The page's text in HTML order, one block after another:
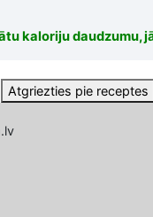
kaloriju daudzumu,
Atgriezties pie receptes